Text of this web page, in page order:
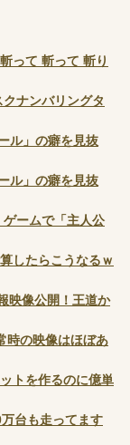
って 斬って 斬り
ナンバリングタ
ル」の癖を見抜
ル」の癖を見抜
ゲームで「主人公
したらこうなるｗ
映像公開！王道か
時の映像はほぼあ
トを作るのに億単
台も走ってます